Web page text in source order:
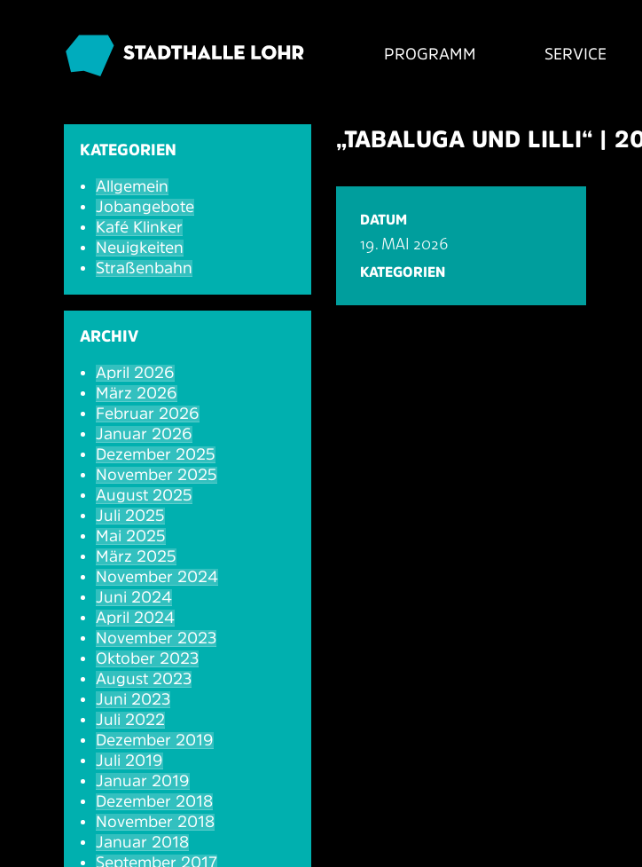
PROGRAMM SERVICE
KATEGORIEN
Allgemein
Jobangebote
Kafé Klinker
Neuigkeiten
Straßenbahn
ARCHIV
April 2026
März 2026
Februar 2026
Januar 2026
Dezember 2025
November 2025
August 2025
Juli 2025
Mai 2025
März 2025
November 2024
Juni 2024
April 2024
November 2023
Oktober 2023
August 2023
Juni 2023
Juli 2022
Dezember 2019
Juli 2019
Januar 2019
Dezember 2018
November 2018
Januar 2018
September 2017
„TABALUGA UND LILLI“ |
DATUM
19. MAI 2026
KATEGORIEN